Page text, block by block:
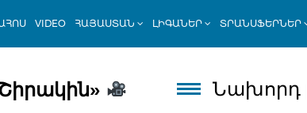
VIDEO ՀԱՅԱՍՏԱՆ ԼԻԳԱՆԵՐ ՏՐԱՆՍՖԵՐՆԵՐ
Նախորդ